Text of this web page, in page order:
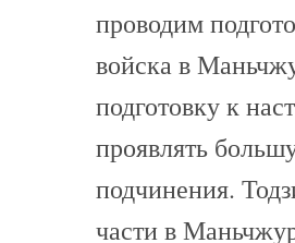
проводим
войска в
подготовку к
проявлять
подчинения.
части в